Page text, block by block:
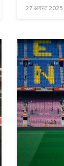
Posted
27 अगस्त 2025